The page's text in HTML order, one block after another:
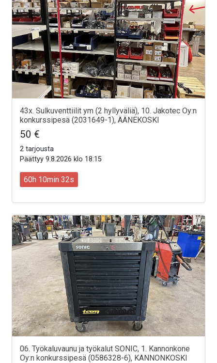
43x. Sulkuventtiilit ym (2 hyllyväliä), 10. Jakotec Oy:n
konkurssipesä (2031649-1), ÄÄNEKOSKI
50 €
2 tarjousta
Päättyy 9.8.2026 klo 18:15
60h 10min 30s
06. Työkaluvaunu ja työkalut SONIC, 1. Kannonkone
Oy:n konkurssipesä (0586328-6), KANNONKOSKI